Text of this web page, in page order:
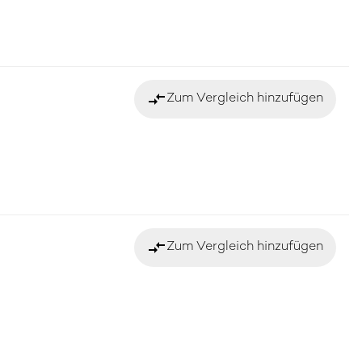
compare_arrowsZum Vergleich hinzufügen
compare_arrowsZum Vergleich hinzufügen